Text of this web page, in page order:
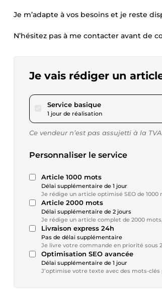
Je m’adapte à vos besoins et je reste
N’hésitez pas à me contacter avant de
Je vais rédiger un
Service basiquepour 17,34 $US
1 jour de réalisation
Ce vendeur n’est pas assujetti à la
Personnaliser le service
Article 1000 mots
Délai supplémentaire de 1 jour
Je rédige un article optimisé SEO de
Article 2000 mots
Délai supplémentaire de 2 jours
Je rédige un article complet de 2000
Livraison express 24h
Pas de délai supplémentaire
Je livre votre commande en priorité sous
Optimisation SEO avancée
Délai supplémentaire de 1 jour
J’optimise votre texte avec des mots-